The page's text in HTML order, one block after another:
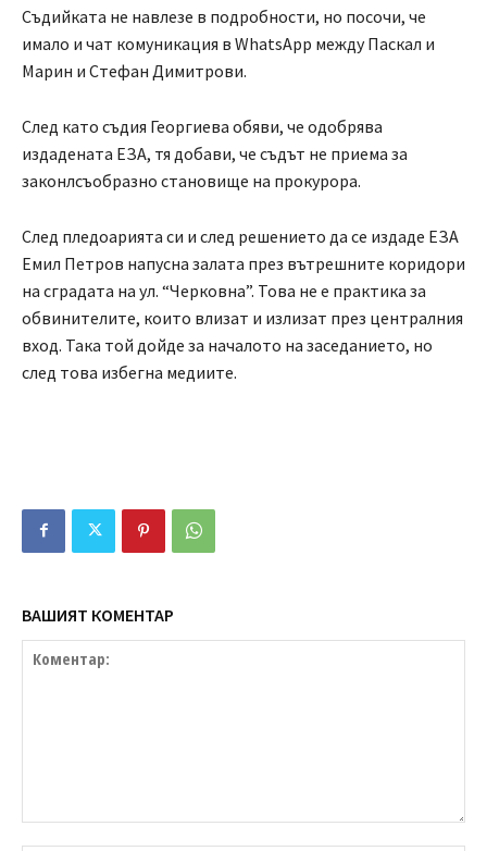
Съдийката не навлезе в подробности, но посочи, че
имало и чат комуникация в WhatsApp между Паскал и
Марин и Стефан Димитрови.
След като съдия Георгиева обяви, че одобрява
издадената ЕЗА, тя добави, че съдът не приема за
законлсъобразно становище на прокурора.
След пледоарията си и след решението да се издаде ЕЗА
Емил Петров напусна залата през вътрешните коридори
на сградата на ул. “Черковна”. Това не е практика за
обвинителите, които влизат и излизат през централния
вход. Така той дойде за началото на заседанието, но
след това избегна медиите.
ВАШИЯТ КОМЕНТАР